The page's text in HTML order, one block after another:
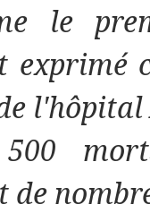
le
exprimé